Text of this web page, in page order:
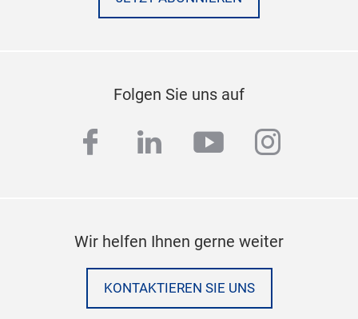
Folgen Sie uns auf
facebook
linkedinyoutube
Wir helfen Ihnen gerne weiter
KONTAKTIEREN SIE UNS